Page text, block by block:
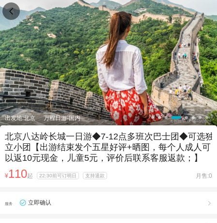
出发地:北京 万程日游-国内
北京八达岭长城一日游◆7-12点多班次巴士团◆可选独
立小团【出游结束发个五星好评+晒图，每个人成人可
以返10元现金，儿童5元，评价后联系客服返款；】
¥110起 22:30前可订明日 支持退款 月售:0
服务 立即确认 
